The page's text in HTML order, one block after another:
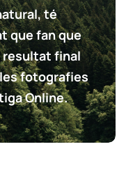
té
que fan que
resultat final
fotografies
Online.